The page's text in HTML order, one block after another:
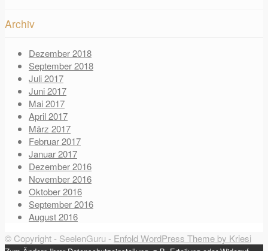
Archiv
Dezember 2018
September 2018
Juli 2017
Juni 2017
Mai 2017
April 2017
März 2017
Februar 2017
Januar 2017
Dezember 2016
November 2016
Oktober 2016
September 2016
August 2016
© Copyright - SeelenGuru - Enfold WordPress Theme by Kriesi